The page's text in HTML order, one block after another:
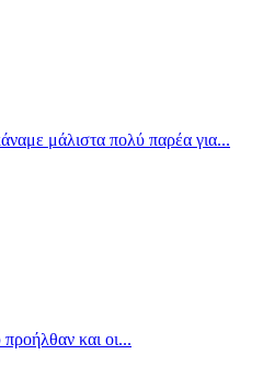
μάλιστα πολύ παρέα για...
και οι...